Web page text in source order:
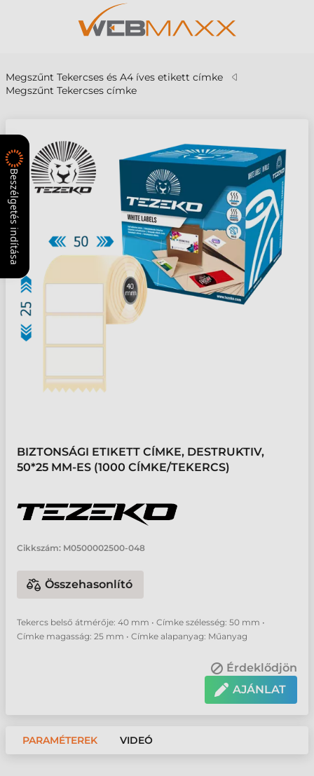
Megszűnt Tekercses és A4 íves etikett címke
Megszűnt Tekercses címke
BIZTONSÁGI ETIKETT CÍMKE, DESTRUKTIV,
50*25 MM-ES (1000 CÍMKE/TEKERCS)
Cikkszám: M0500002500-048
Összehasonlító
Tekercs belső átmérője: 40 mm • Címke szélesség: 50 mm •
Címke magasság: 25 mm • Címke alapanyag: Műanyag
Érdeklődjön
AJÁNLAT
PARAMÉTEREK VIDEÓ
Beszélgetés indítása